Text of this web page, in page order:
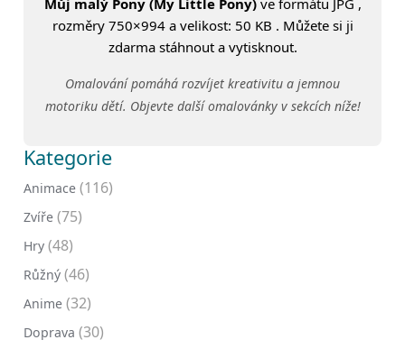
rozměry 750×994 a velikost: 50 KB . Můžete si ji
zdarma stáhnout a vytisknout.
Omalování pomáhá rozvíjet kreativitu a jemnou
motoriku dětí. Objevte další omalovánky v sekcích níže!
Kategorie
Animace (116)
Zvíře (75)
Hry (48)
Růžný (46)
Anime (32)
Doprava (30)